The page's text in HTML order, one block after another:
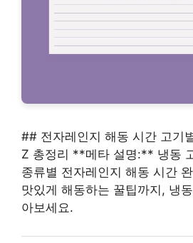
## 전자레인지 해동 시간 고기
Z 총정리 **메타 설명:** 냉동
종류별 전자레인지 해동 시간
맛있게 해동하는 꿀팁까지, 냉
아보세요.